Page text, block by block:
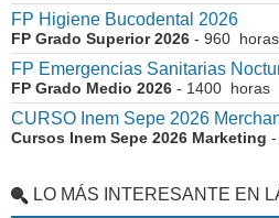
FP Higiene Bucodental 2026
FP Grado Superior 2026 - 960 horas
FP Emergencias Sanitarias
FP Grado Medio 2026 - 1400 horas
CURSO Inem Sepe 2026
Cursos Inem Sepe 2026 Marketing
LO MÁS INTERESANTE EN